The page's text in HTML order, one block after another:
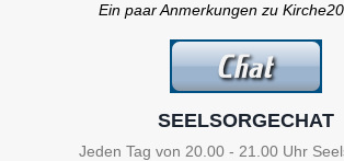
Ein paar Anmerkungen zu
SEELSORGECHAT
Jeden Tag von 20.00 - 21.00 Uhr